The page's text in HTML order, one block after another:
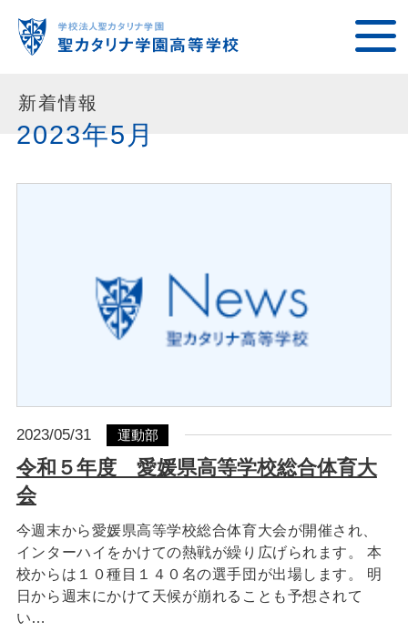
新着情報
2023年5月
2023/05/31 運動部
令和５年度 愛媛県高等学校総合体育大
会
今週末から愛媛県高等学校総合体育大会が開催され、
インターハイをかけての熱戦が繰り広げられます。 本
校からは１０種目１４０名の選手団が出場します。 明
日から週末にかけて天候が崩れることも予想されて
い…